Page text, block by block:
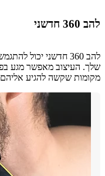
להב 360 חדשני יכול להתגמש
העיצוב מאפשר מגע בפנים
שקשה להגיע אליהם -